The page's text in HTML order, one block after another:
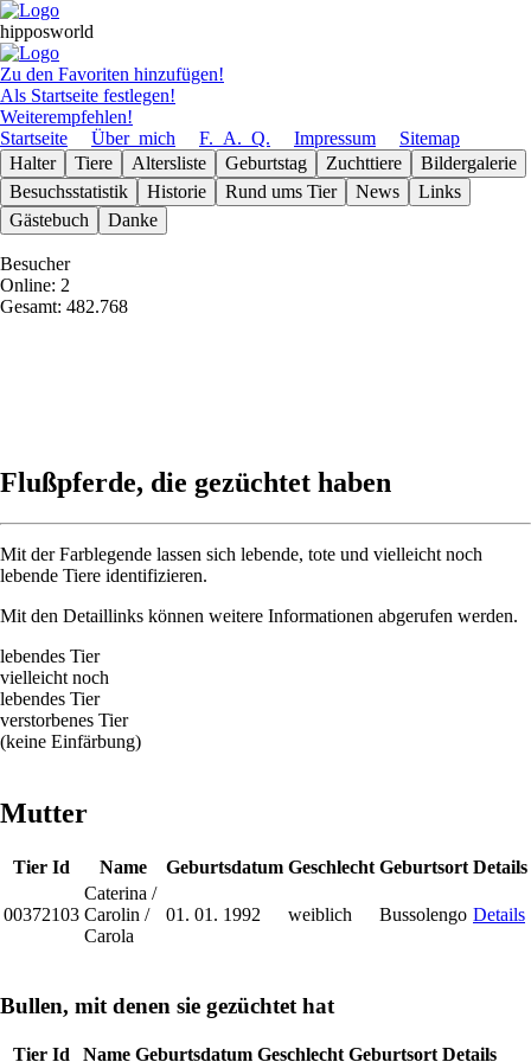
hipposworld
Zu den Favoriten hinzufügen!
Als Startseite festlegen!
Weiterempfehlen!
Startseite
Über_mich F._A._Q. Impressum
Sitemap
Halter
Tiere Altersliste Geburts­tag Zuchttiere
Bilder­galerie
Besuchs­statistik
Historie Rund ums Tier News
Links
Gäste­buch
Danke
Besucher
Online: 2
Gesamt: 482.768
Flußpferde, die gezüchtet haben
Mit der Farblegende lassen sich lebende, tote und vielleicht noch
lebende Tiere identifizieren.
Mit den Detaillinks können weitere Informationen abgerufen werden.
lebendes Tier
vielleicht noch
lebendes Tier
verstorbenes Tier
(keine Einfärbung)
Mutter
Tier Id Name Geburtsdatum Geschlecht Geburtsort Details
00372103
Caterina /
Carolin /
Carola
01. 01. 1992 weiblich Bussolengo Details
Bullen, mit denen sie gezüchtet hat
Tier Id Name Geburtsdatum Geschlecht Geburtsort Details